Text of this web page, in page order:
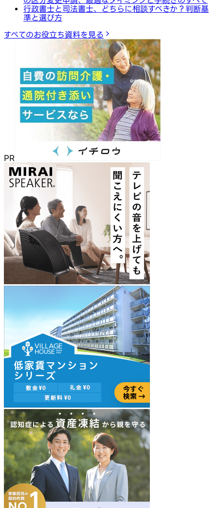
行政書士と司法書士、どちらに相談すべきか？判断基
準と選び方
すべてのお役立ち資料を見る
PR